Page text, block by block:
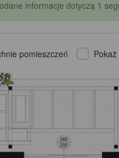
informacje dotyczą 1
pomieszczeń